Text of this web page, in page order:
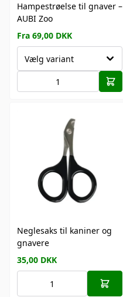
Hampestrøelse til gnaver –
AUBI Zoo
Fra 69,00 DKK
Vælg variant
Neglesaks til kaniner og
gnavere
35,00 DKK